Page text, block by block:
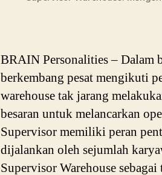
BRAIN Personalities – Dalam
berkembang pesat mengikuti
warehouse tak jarang
besaran untuk melancarkan
Supervisor memiliki peran
dijalankan oleh sejumlah
Supervisor Warehouse